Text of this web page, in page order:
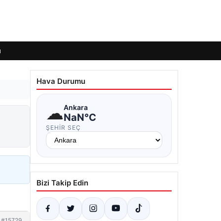
Hava Durumu
☁Ankara
NaN°C
ŞEHIR SEÇ
Bizi Takip Edin